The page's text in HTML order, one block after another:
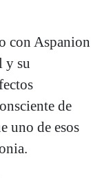
con Aspanion
y su
de
uno de esos